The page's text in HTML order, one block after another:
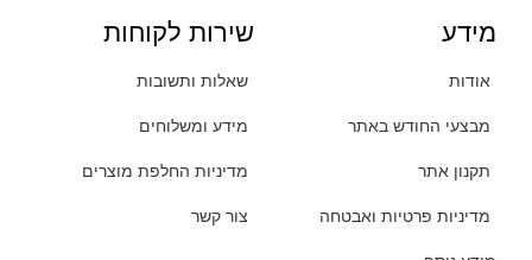
מידע
אודות
מבצעי החודש באתר
תקנון אתר
מדיניות פרטיות ואבטחה
שירות לקוחות
שאלות ותשובות
מידע ומשלוחים
מדיניות החלפת מוצרים
צור קשר